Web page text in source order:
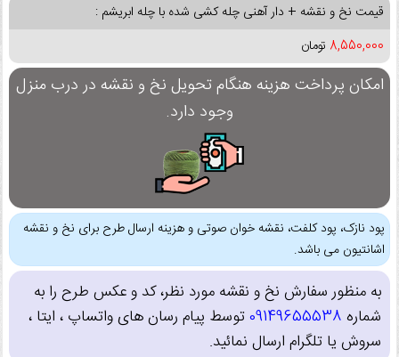
قیمت نخ و نقشه + دار آهنی چله کشی شده با چله ابریشم :
8,550,000 تومان
امکان پرداخت هزینه هنگام تحویل نخ و نقشه در درب منزل
وجود دارد.
پود نازک، پود کلفت، نقشه خوان صوتی و هزینه ارسال طرح برای نخ و نقشه
اشانتیون می باشد.
به منظور سفارش نخ و نقشه مورد نظر، کد و عکس طرح را به
شماره 09149655538توسط پیام رسان های واتساپ ، ایتا ،
سروش یا تلگرام ارسال نمائید.